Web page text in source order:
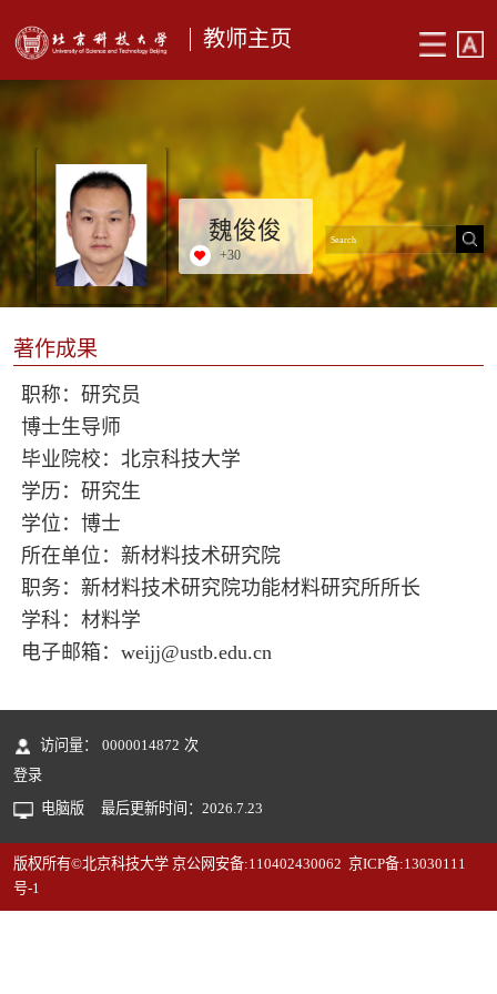
教师主页
魏俊俊
+30
著作成果
职称：研究员
博士生导师
毕业院校：北京科技大学
学历：研究生
学位：博士
所在单位：新材料技术研究院
职务：新材料技术研究院功能材料研究所所长
学科：材料学
电子邮箱： weijj@ustb.edu.cn
访问量： 0000014872 次
登录
电脑版
最后更新时间： 2026.7.23
版权所有©北京科技大学 京公网安备:110402430062 京ICP备:13030111
号-1